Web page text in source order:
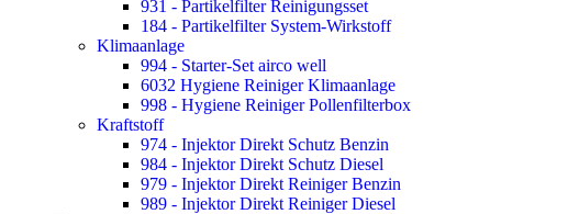
931 - Partikelfilter Reinigungsset
184 - Partikelfilter System-Wirkstoff
Klimaanlage
994 - Starter-Set airco well
6032 Hygiene Reiniger Klimaanlage
998 - Hygiene Reiniger Pollenfilterbox
Kraftstoff
974 - Injektor Direkt Schutz Benzin
984 - Injektor Direkt Schutz Diesel
979 - Injektor Direkt Reiniger Benzin
989 - Injektor Direkt Reiniger Diesel